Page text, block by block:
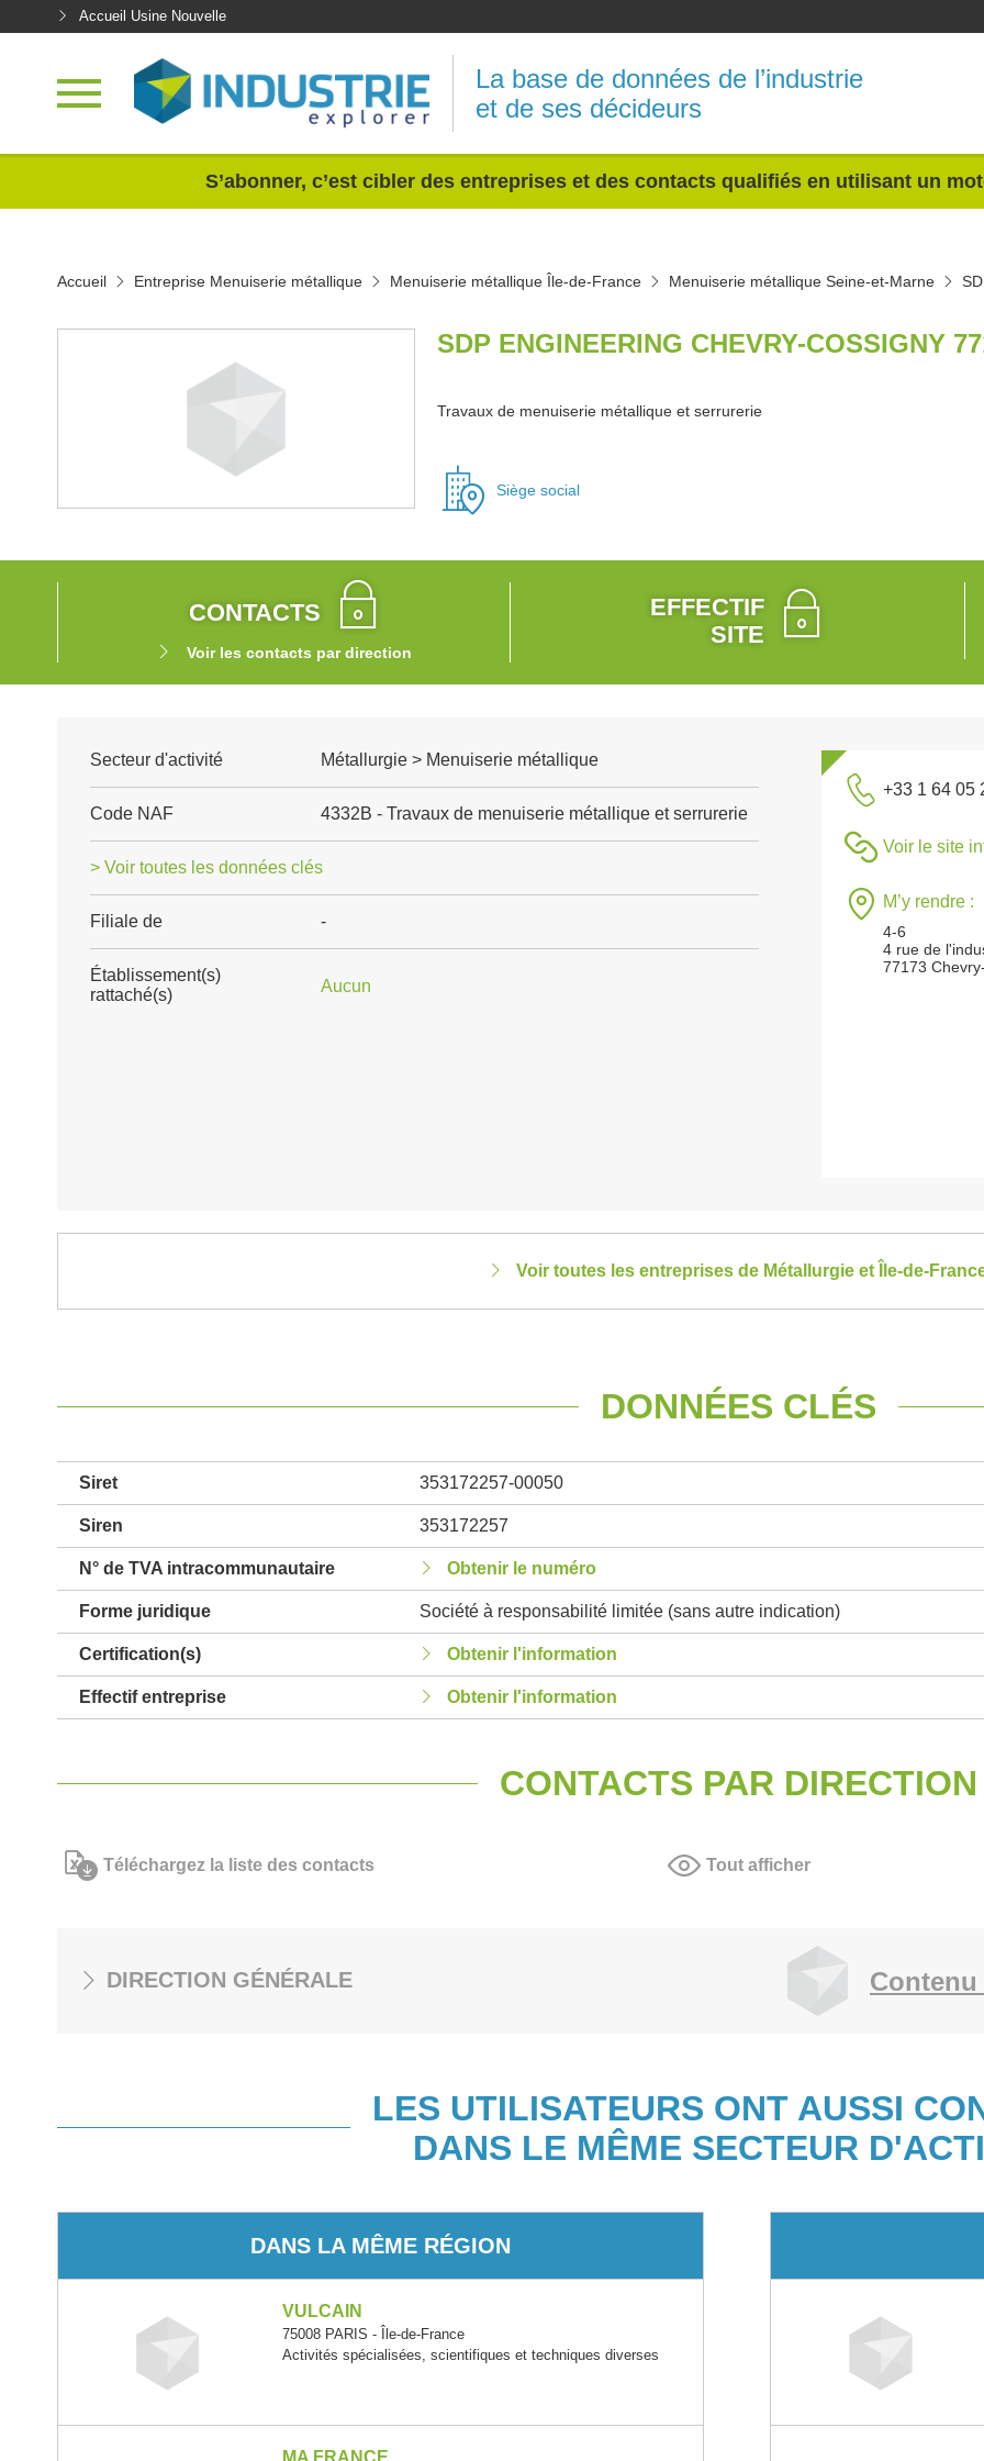
Accueil Usine Nouvelle
La base de données de l’industrie
et de ses décideurs
S’abonner, c’est cibler des entreprises et des contacts qualifiés en utilisant un
Accueil Entreprise Menuiserie métallique Menuiserie métallique Île-de-France Menuiserie métallique Seine-et-Marne
SDP ENGINEERING CHEVRY-COSSIGNY
Travaux de menuiserie métallique et serrurerie
Siège social
CONTACTS
Voir les contacts par direction
EFFECTIF
SITE
Secteur d'activité Métallurgie > Menuiserie métallique
Code NAF 4332B - Travaux de menuiserie métallique et serrurerie
> Voir toutes les données clés
Filiale de -
Établissement(s)
rattaché(s)
Aucun
+33 1 64 05
Voir le site
M’y rendre :
4-6
4 rue de
77173
Voir toutes les entreprises de Métallurgie et Île-de-
DONNÉES CLÉS
Siret 353172257-00050
Siren 353172257
N° de TVA intracommunautaire Obtenir le numéro
Forme juridique Société à responsabilité limitée (sans autre indication)
Certification(s) Obtenir l'information
Effectif entreprise Obtenir l'information
CONTACTS PAR DIRECTION
Téléchargez la liste des contacts Tout afficher
DIRECTION GÉNÉRALE
LES UTILISATEURS ONT AUSSI
DANS LE MÊME SECTEUR
DANS LA MÊME RÉGION
VULCAIN
75008 PARIS - Île-de-France
Activités spécialisées, scientifiques et techniques diverses
MA FRANCE